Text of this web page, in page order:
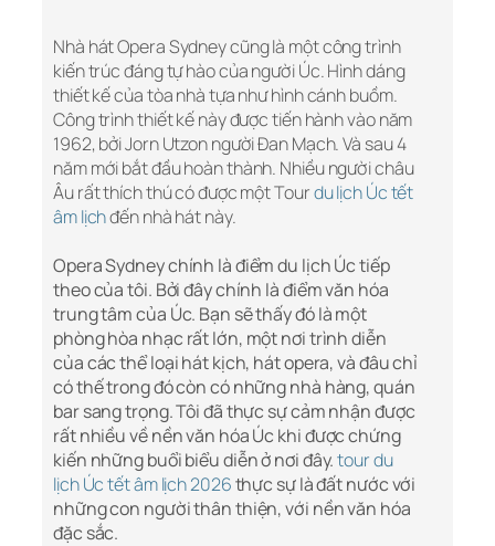
Nhà hát Opera Sydney cũng là một công trình
kiến trúc đáng tự hào của người Úc. Hình dáng
thiết kế của tòa nhà tựa như hình cánh buồm.
Công trình thiết kế này được tiến hành vào năm
1962, bởi Jorn Utzon người Đan Mạch. Và sau 4
năm mới bắt đầu hoàn thành. Nhiều người châu
Âu rất thích thú có được một Tourdu lịch Úc tết
âm lịchđến nhà hát này.
Opera Sydney chính là điểm du lịch Úc tiếp
theo của tôi. Bởi đây chính là điểm văn hóa
trung tâm của Úc. Bạn sẽ thấy đó là một
phòng hòa nhạc rất lớn, một nơi trình diễn
của các thể loại hát kịch, hát opera, và đâu chỉ
có thế trong đó còn có những nhà hàng, quán
bar sang trọng. Tôi đã thực sự cảm nhận được
rất nhiều về nền văn hóa Úc khi được chứng
kiến những buổi biểu diễn ở nơi đây.tour du
lịch Úc tết âm lịch 2026thực sự là đất nước với
những con người thân thiện, với nền văn hóa
đặc sắc.